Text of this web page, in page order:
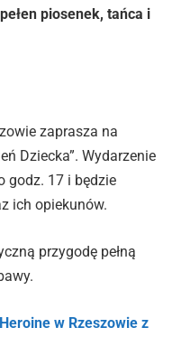
piosenek, tańca i
zaprasza na
Dziecka”. Wydarzenie
godz. 17 i będzie
ich opiekunów.
przygodę pełną
w Rzeszowie z